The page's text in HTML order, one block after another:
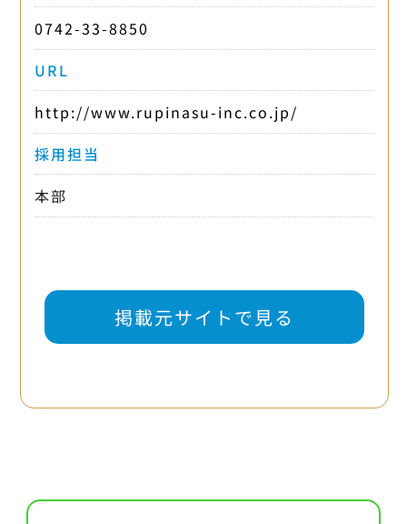
0742-33-8850
URL
http://www.rupinasu-inc.co.jp/
採用担当
本部
掲載元サイトで見る